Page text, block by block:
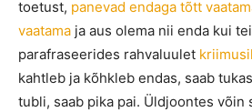
toetust, panevad endaga tõtt
vaatama ja aus olema nii enda kui
parafraseerides rahvaluulet
kahtleb ja kõhkleb endas, saab
tubli, saab pika pai. Üldjoontes võin